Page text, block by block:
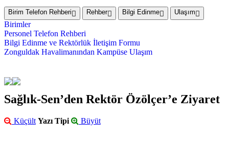
Birim Telefon Rehberi Rehber Bilgi Edinme Ulaşım
Birimler
Personel Telefon Rehberi
Bilgi Edinme ve Rektörlük İletişim Formu
Zonguldak Havalimanından Kampüse Ulaşım
Sağlık-Sen’den Rektör Özölçer’e Ziyaret
Küçült Yazı Tipi Büyüt